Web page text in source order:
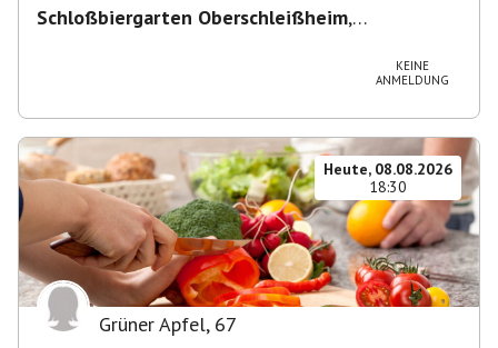
Schloßbiergarten Oberschleißheim,
KEINE
ANMELDUNG
Heute, 08.08.2026
18:30
Grüner Apfel, 67